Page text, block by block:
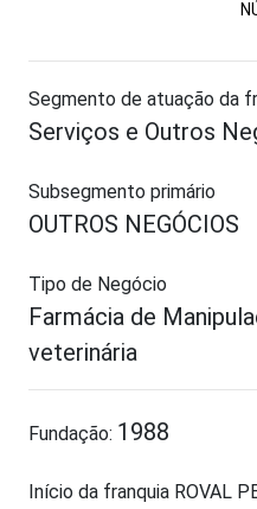
Segmento de atuação da
Serviços e Outros
Subsegmento primário
OUTROS NEGÓCIOS
Tipo de Negócio
Farmácia de
veterinária
Fundação: 1988
Início da franquia ROVAL